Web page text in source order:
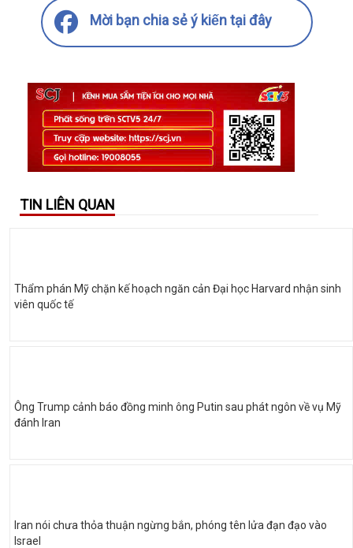
Mời bạn chia sẻ ý kiến tại đây
TIN LIÊN QUAN
Thẩm phán Mỹ chặn kế hoạch ngăn cản Đại học Harvard nhận sinh
viên quốc tế
Ông Trump cảnh báo đồng minh ông Putin sau phát ngôn về vụ Mỹ
đánh Iran
Iran nói chưa thỏa thuận ngừng bắn, phóng tên lửa đạn đạo vào
Israel